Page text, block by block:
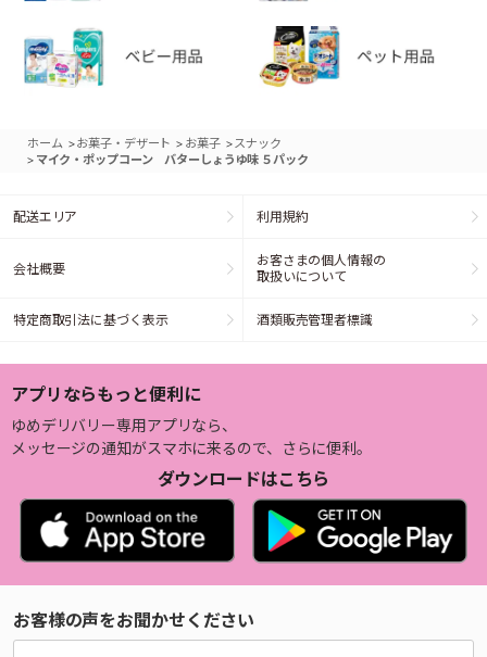
ホーム >お菓子・デザート > お菓子 > スナック
> マイク・ポップコーン バターしょうゆ味 ５パック
配送エリア 利用規約
会社概要
お客さまの個人情報の
取扱いについて
特定商取引法に基づく表示 酒類販売管理者標識
アプリならもっと便利に
ゆめデリバリー専用アプリなら、
メッセージの通知がスマホに来るので、さらに便利。
ダウンロードはこちら
お客様の声をお聞かせください